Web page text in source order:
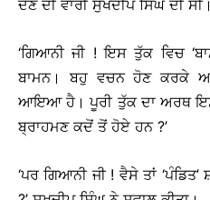
ਦੇਣ ਦੀ ਵਾਰੀ ਸੁਖਦੀਪ ਸਿੰਘ ਦੀ ਸੀ।
‘ਗਿਆਨੀ ਜੀ ! ਇਸ ਤੁੱਕ ਵਿਚ
ਬਾਮਨ। ਬਹੁ ਵਚਨ ਹੋਣ ਕਰਕੇ
ਆਇਆ ਹੈ। ਪੂਰੀ ਤੁੱਕ ਦਾ ਅਰਥ
ਬ੍ਰਾਹਮਣ ਕਦੋਂ ਤੋਂ ਹੋਏ ਹਨ ?’
‘ਪਰ ਗਿਆਨੀ ਜੀ ! ਵੈਸੇ ਤਾਂ